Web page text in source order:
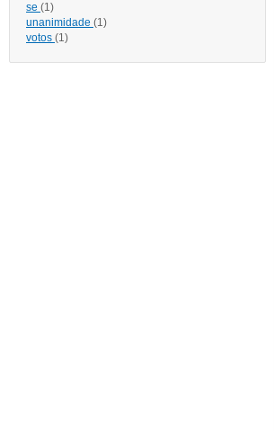
se (1)
unanimidade (1)
votos (1)